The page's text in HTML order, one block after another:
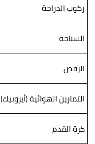
ركوب الدراجة
السباحة
الرقص
التمارين الهوائية (أيروبيك)
كرة القدم